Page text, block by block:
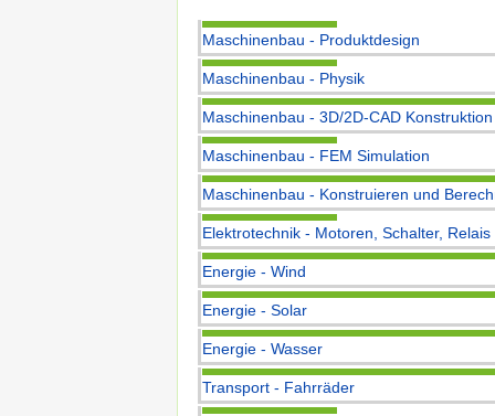
Maschinenbau - Produktdesign
Maschinenbau - Physik
Maschinenbau - 3D/2D-CAD Konstruktion
Maschinenbau - FEM Simulation
Maschinenbau - Konstruieren und
Elektrotechnik - Motoren, Schalter, Relais
Energie - Wind
Energie - Solar
Energie - Wasser
Transport - Fahrräder